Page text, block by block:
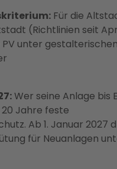
Für die
(Richtlinien seit
PV unter
Wer seine Anlage bis
Jahre feste
Ab 1. Januar 2027
für Neuanlagen